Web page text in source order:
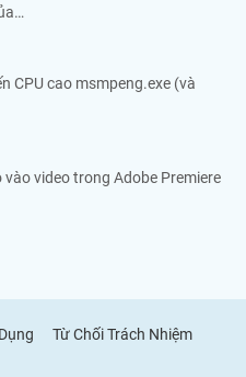
CPU cao msmpeng.exe (và
vào video trong Adobe Premiere
Từ Chối Trách Nhiệm